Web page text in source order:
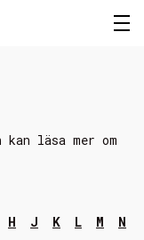
läsa mer om
H J K L M
N